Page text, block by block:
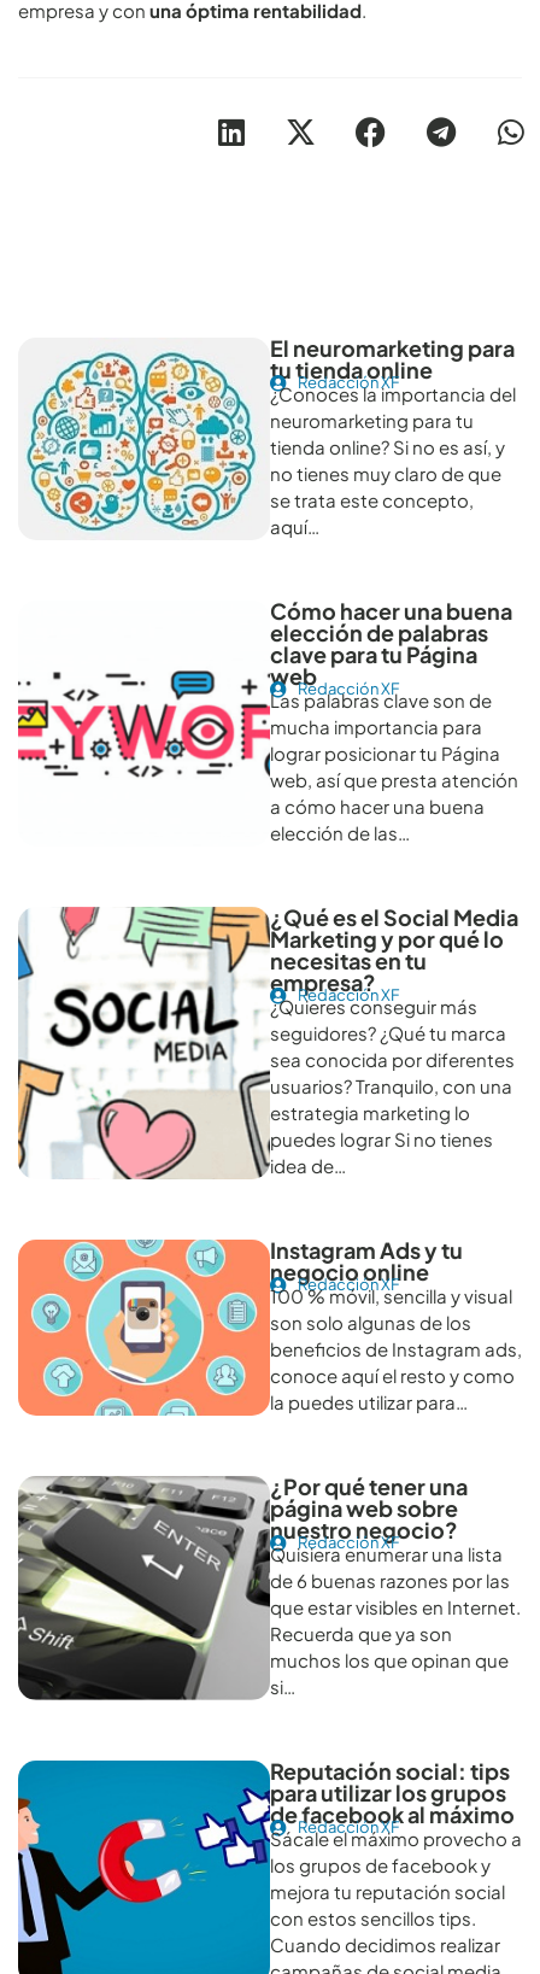
empresa y con una óptima rentabilidad.
El neuromarketing para
tu tienda online
Redacción XF
¿Conoces la importancia del
neuromarketing para tu
tienda online? Si no es así, y
no tienes muy claro de que
se trata este concepto,
aquí…
Cómo hacer una buena
elección de palabras
clave para tu Página
webRedacción XF
Las palabras clave son de
mucha importancia para
lograr posicionar tu Página
web, así que presta atención
a cómo hacer una buena
elección de las…
¿Qué es el Social Media
Marketing y por qué lo
necesitas en tu
empresa?
Redacción XF
¿Quieres conseguir más
seguidores? ¿Qué tu marca
sea conocida por diferentes
usuarios? Tranquilo, con una
estrategia marketing lo
puedes lograr Si no tienes
idea de…
Instagram Ads y tu
negocio online
Redacción XF
100 % móvil, sencilla y visual
son solo algunas de los
beneficios de Instagram ads,
conoce aquí el resto y como
la puedes utilizar para…
¿Por qué tener una
página web sobre
nuestro negocio?
Redacción XF
Quisiera enumerar una lista
de 6 buenas razones por las
que estar visibles en Internet.
Recuerda que ya son
muchos los que opinan que
si…
Reputación social: tips
para utilizar los grupos
de facebook al máximo
Redacción XF
Sácale el máximo provecho a
los grupos de facebook y
mejora tu reputación social
con estos sencillos tips.
Cuando decidimos realizar